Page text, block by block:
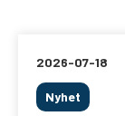
2026-07-18
Nyhet